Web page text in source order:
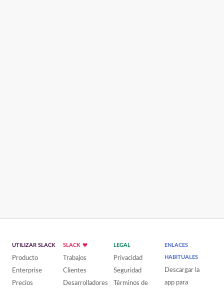
UTILIZAR SLACK
Producto
Enterprise
Precios
SLACK
Trabajos
Clientes
Desarrolladores
LEGAL
Privacidad
Seguridad
Términos de
ENLACES
HABITUALES
Descargar la
app para